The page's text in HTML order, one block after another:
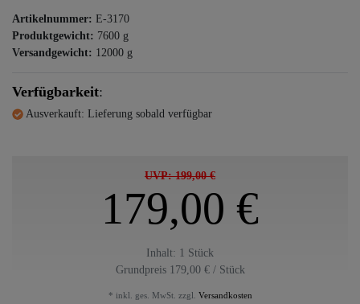
Artikelnummer: E-3170
Produktgewicht: 7600 g
Versandgewicht: 12000 g
Verfügbarkeit:
Ausverkauft: Lieferung sobald verfügbar
UVP: 199,00 €
179,00 €
Inhalt: 1 Stück
Grundpreis 179,00 € / Stück
* inkl. ges. MwSt. zzgl. Versandkosten